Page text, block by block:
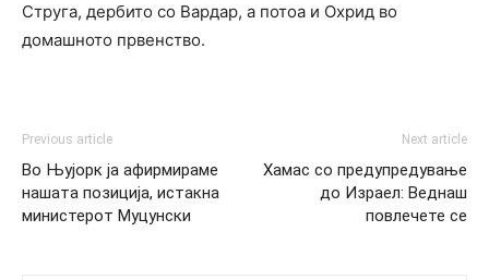
Струга, дербито со Вардар, а потоа и Охрид во
домашното првенство.
Previous article
Во Њујорк ја афирмираме
нашата позиција, истакна
министерот Муцунски
Next article
Хамас со предупредување
до Израел: Веднаш
повлечете се